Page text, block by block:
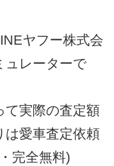
ヤフー株式会
ュレーターで
て実際の査定額
は愛車査定依頼
完全無料)